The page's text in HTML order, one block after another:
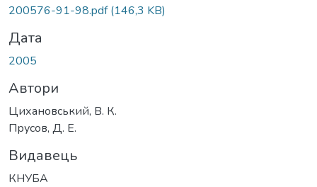
200576-91-98.pdf(146,3 KB)
Дата
2005
Автори
Цихановський, В. К.
Прусов, Д. Е.
Видавець
КНУБА